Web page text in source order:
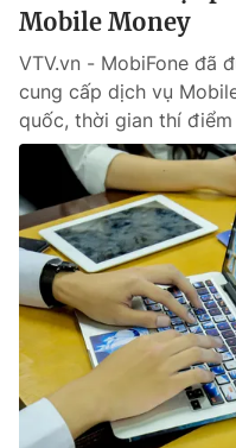
Mobile Money
VTV.vn - MobiFone đã
cung cấp dịch vụ
quốc, thời gian thí